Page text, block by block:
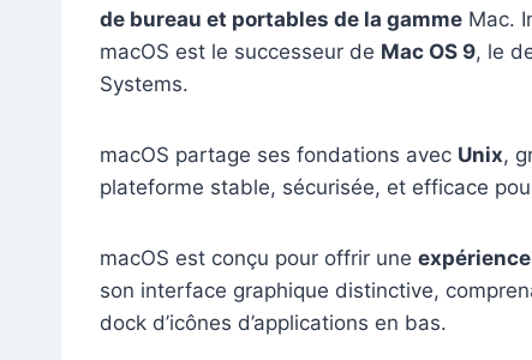
de bureau et portables de la gamme Mac.
macOS est le successeur de Mac OS 9, le
Systems.
macOS partage ses fondations avec Unix,
plateforme stable, sécurisée, et efficace
macOS est conçu pour offrir une
son interface graphique distinctive,
dock d’icônes d’applications en bas.